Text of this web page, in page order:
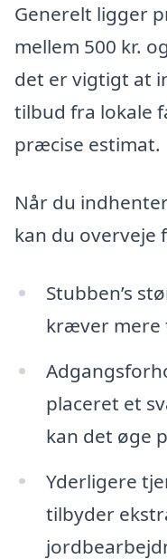
Generelt ligger
mellem 500 kr.
det er vigtigt at
tilbud fra lokale
præcise estimat.
Når du
kan du overveje
Stubben’s
kræver mere
placeret et
kan det øge
Yderligere
tilbyder